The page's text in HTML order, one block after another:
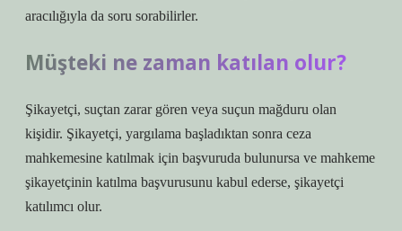
aracılığıyla da soru sorabilirler.
Müşteki ne zaman katılan olur?
Şikayetçi, suçtan zarar gören veya suçun mağduru olan
kişidir. Şikayetçi, yargılama başladıktan sonra ceza
mahkemesine katılmak için başvuruda bulunursa ve mahkeme
şikayetçinin katılma başvurusunu kabul ederse, şikayetçi
katılımcı olur.